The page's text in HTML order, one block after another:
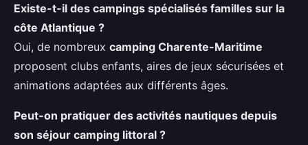
Existe-t-il des campings spécialisés familles sur la
côte Atlantique ?
Oui, de nombreux camping Charente-Maritime
proposent clubs enfants, aires de jeux sécurisées et
animations adaptées aux différents âges.
Peut-on pratiquer des activités nautiques depuis
son séjour camping littoral ?